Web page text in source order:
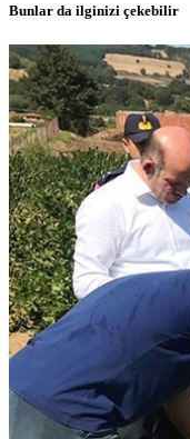
Bunlar da ilginizi çekebilir